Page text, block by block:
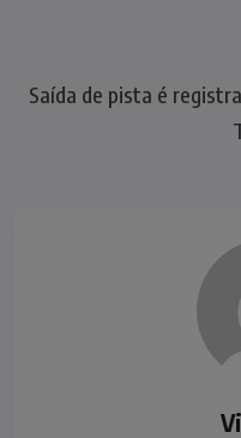
Saída de pista é